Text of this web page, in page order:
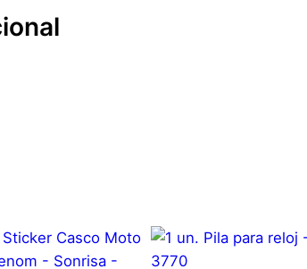
Color
en Manubrio
los usuarios registrados que hayan